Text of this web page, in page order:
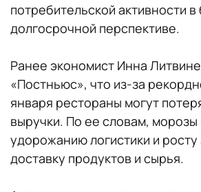
потребительской активности
долгосрочной перспективе.
Ранее экономист Инна
«Постньюс», что из-за
января рестораны могут
выручки. По ее словам, морозы
удорожанию логистики и росту
доставку продуктов и сырья.